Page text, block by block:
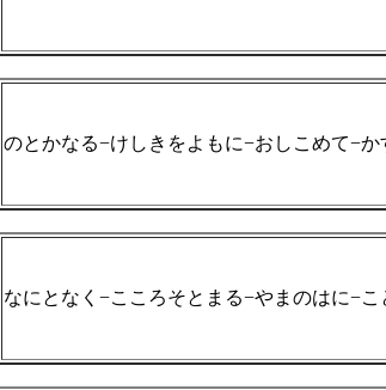
のとかなる−けしきをよもに−おしこめて−
なにとなく−こころそとまる−やまのはに−